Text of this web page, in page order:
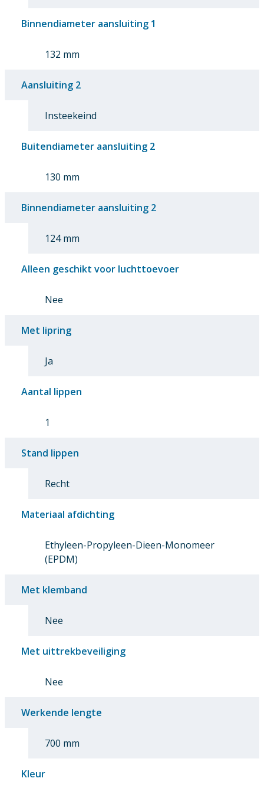
Binnendiameter aansluiting 1
132 mm
Aansluiting 2
Insteekeind
Buitendiameter aansluiting 2
130 mm
Binnendiameter aansluiting 2
124 mm
Alleen geschikt voor luchttoevoer
Nee
Met lipring
Ja
Aantal lippen
1
Stand lippen
Recht
Materiaal afdichting
Ethyleen-Propyleen-Dieen-Monomeer
(EPDM)
Met klemband
Nee
Met uittrekbeveiliging
Nee
Werkende lengte
700 mm
Kleur